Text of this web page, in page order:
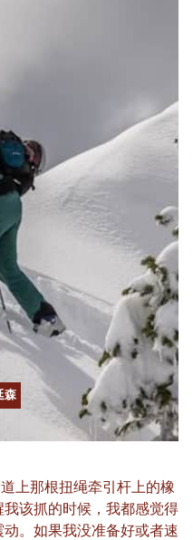
森
上那根扭绳牵引杆上的橡
该抓的时候，我都感觉得
。如果我没准备好或者速